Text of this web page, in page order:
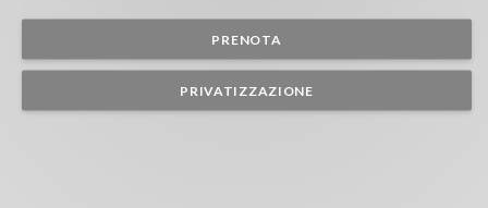
PRENOTA
PRIVATIZZAZIONE